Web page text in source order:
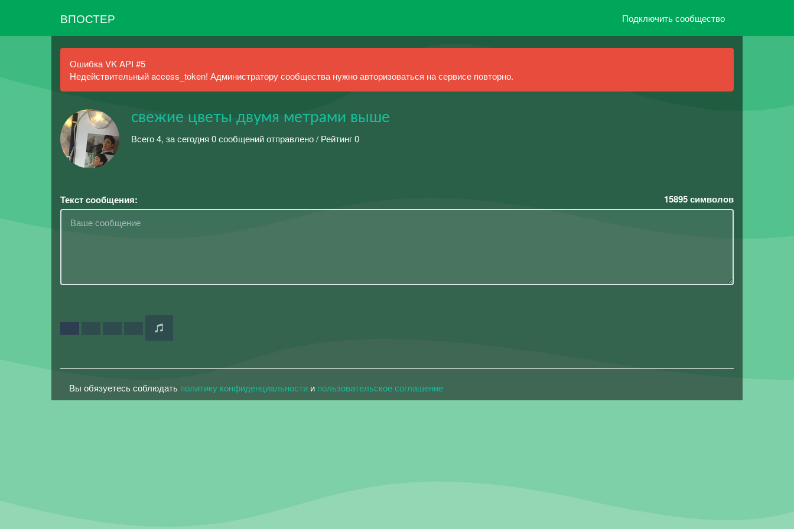
ВПОСТЕР Подключить сообщество
Ошибка VK API #5
Недействительный access_token! Администратору сообщества нужно авторизоваться на сервисе повторно.
свежие цветы двумя метрами выше
Всего 4, за сегодня 0 сообщений отправлено / Рейтинг 0
Текст сообщения: 15895символов
Вы обязуетесь соблюдать политику конфиденциальности и пользовательское соглашение